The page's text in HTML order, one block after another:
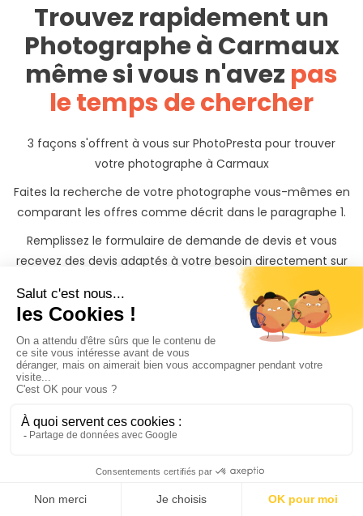
Trouvez rapidement un
Photographe à Carmaux
même si vous n'avez pas
le temps de chercher
3 façons s'offrent à vous sur PhotoPresta pour trouver
votre photographe à Carmaux
Faites la recherche de votre photographe vous-mêmes en
comparant les offres comme décrit dans le paragraphe 1.
Remplissez le formulaire de demande de devis et vous
recevez des devis adaptés à votre besoin directement sur
votre espace PhotoPresta. Les devis vous sont envoyés par
les photographes inscrits sur PhotoPresta et qui sont
intéressés par votre besoin. Une fois les devis reçus, vous
pouvez disctuer avec le photographe pour peaufiner votre
besoin avec lui ou avec elle. Vous confirmer le devis reçu
en le payant en ligne avec votre carte bancaire.
Confiez-nous votre shooting en choisissant un pack de
shooting clé en main. Un photographe professionnel sera là
réseau de photographes, nous vous l'assurons ! Avec les
shootings clés en main, vous gagnez du temps et vous